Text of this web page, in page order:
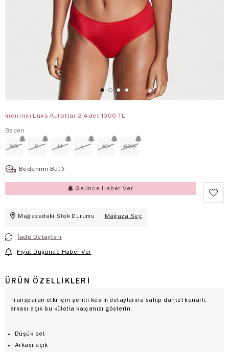
İndirimli Lüks Kulotlar 2 Adet 1000 TL
Beden
XS S M L XL XXL
Bedenimi Bul
Gelince Haber Ver
Mağazadaki Stok Durumu Mağaza Seç
İade Detayları
Fiyat Düşünce Haber Ver
ÜRÜN ÖZELLIKLERI
Transparan etki için şeritli kesim detaylarına sahip dantel kenarlı,
arkası açık bu külotla kalçanızı gösterin.
Düşük bel
Arkası açık